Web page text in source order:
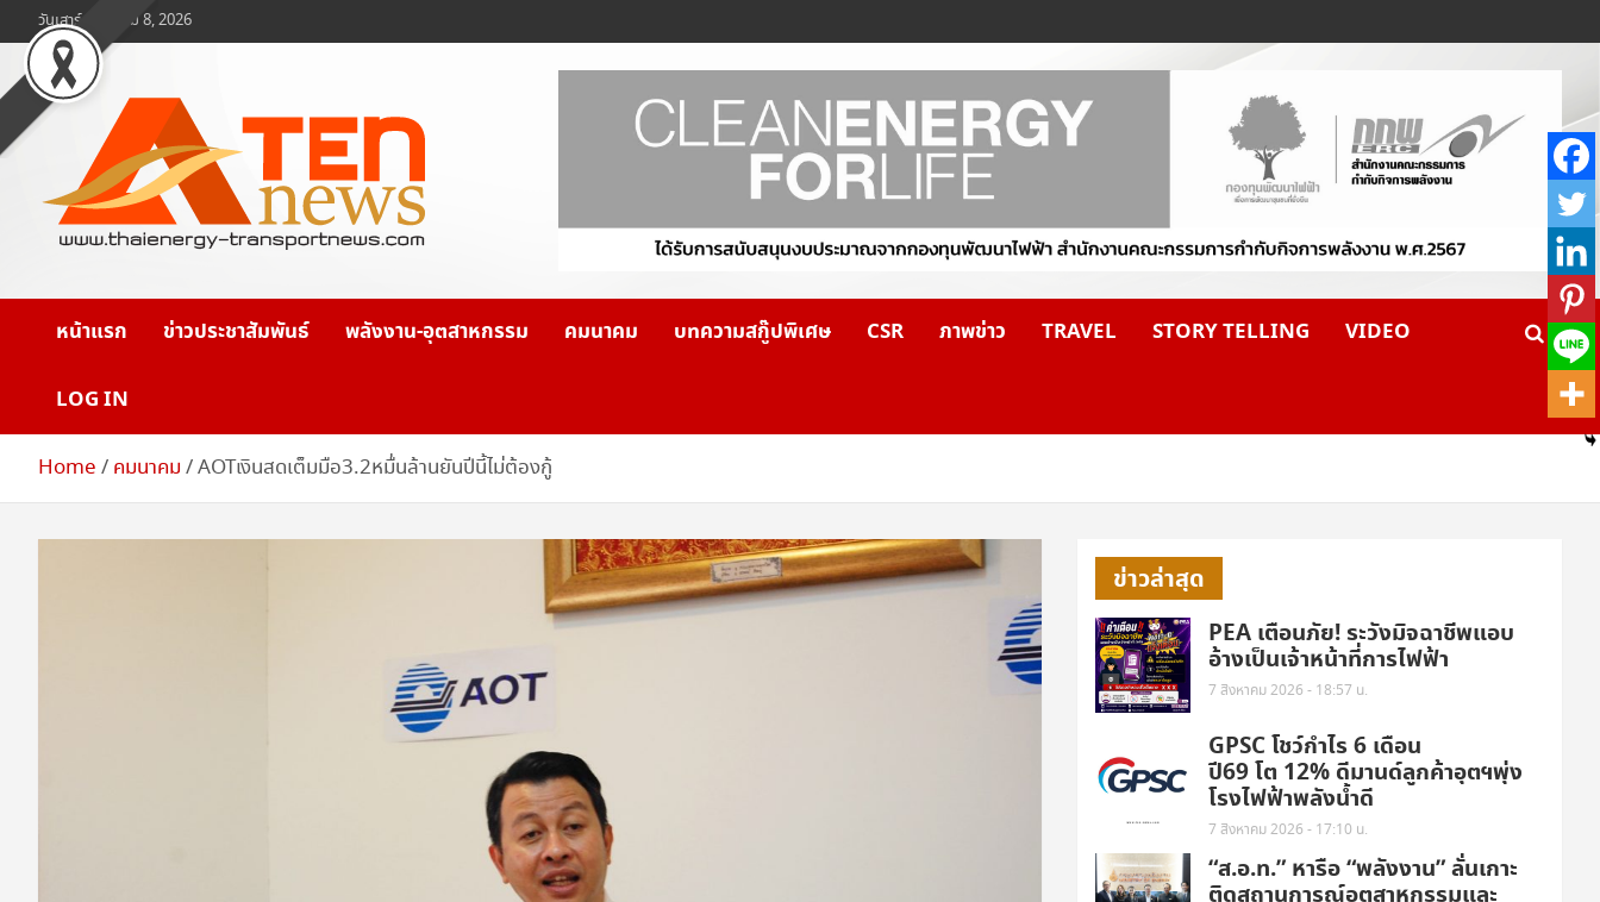
to
content
วันเสาร์, สิงหาคม 8, 2026
www.ten-news.com
หน้าแรก ข่าวประชาสัมพันธ์ พลังงาน-อุตสาหกรรม คมนาคม บทความสกู๊ปพิเศษ CSR ภาพข่าว TRAVEL STORY TELLING VIDEO
LOG IN
Home คมนาคม AOTเงินสดเต็มมือ3.2หมื่นล้านยันปีนี้ไม่ต้องกู้
ข่าวล่าสุด
PEA เตือนภัย! ระวังมิจฉาชีพแอบ
อ้างเป็นเจ้าหน้าที่การไฟฟ้า
7 สิงหาคม 2026 - 18:57 น.
GPSC โชว์กำไร 6 เดือน
ปี69 โต 12% ดีมานด์ลูกค้าอุตฯพุ่ง
โรงไฟฟ้าพลังน้ำดี
7 สิงหาคม 2026 - 17:10 น.
“ส.อ.ท.” หารือ “พลังงาน” ลั่นเกาะ
ติดสถานการณ์อุตสาหกรรมและ